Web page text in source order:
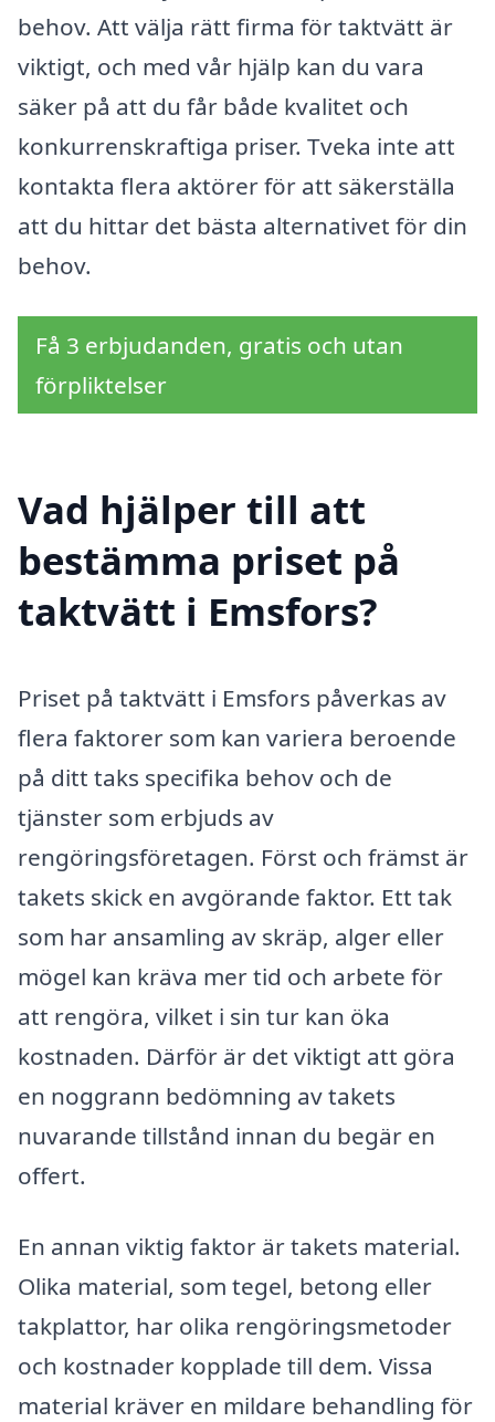
behov. Att välja rätt firma för taktvätt är
viktigt, och med vår hjälp kan du vara
säker på att du får både kvalitet och
konkurrenskraftiga priser. Tveka inte att
kontakta flera aktörer för att säkerställa
att du hittar det bästa alternativet för din
behov.
Få 3 erbjudanden, gratis och utan
förpliktelser
Vad hjälper till att
bestämma priset på
taktvätt i Emsfors?
Priset på taktvätt i Emsfors påverkas av
flera faktorer som kan variera beroende
på ditt taks specifika behov och de
tjänster som erbjuds av
rengöringsföretagen. Först och främst är
takets skick en avgörande faktor. Ett tak
som har ansamling av skräp, alger eller
mögel kan kräva mer tid och arbete för
att rengöra, vilket i sin tur kan öka
kostnaden. Därför är det viktigt att göra
en noggrann bedömning av takets
nuvarande tillstånd innan du begär en
offert.
En annan viktig faktor är takets material.
Olika material, som tegel, betong eller
takplattor, har olika rengöringsmetoder
och kostnader kopplade till dem. Vissa
material kräver en mildare behandling för